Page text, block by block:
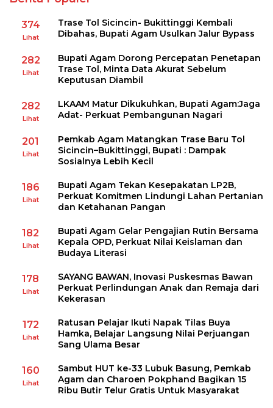
374
Lihat
Trase Tol Sicincin- Bukittinggi Kembali
Dibahas, Bupati Agam Usulkan Jalur Bypass
282
Lihat
Bupati Agam Dorong Percepatan Penetapan
Trase Tol, Minta Data Akurat Sebelum
Keputusan Diambil
282
Lihat
LKAAM Matur Dikukuhkan, Bupati Agam:Jaga
Adat- Perkuat Pembangunan Nagari
201
Lihat
Pemkab Agam Matangkan Trase Baru Tol
Sicincin–Bukittinggi, Bupati : Dampak
Sosialnya Lebih Kecil
186
Lihat
Bupati Agam Tekan Kesepakatan LP2B,
Perkuat Komitmen Lindungi Lahan Pertanian
dan Ketahanan Pangan
182
Lihat
Bupati Agam Gelar Pengajian Rutin Bersama
Kepala OPD, Perkuat Nilai Keislaman dan
Budaya Literasi
178
Lihat
SAYANG BAWAN, Inovasi Puskesmas Bawan
Perkuat Perlindungan Anak dan Remaja dari
Kekerasan
172
Lihat
Ratusan Pelajar Ikuti Napak Tilas Buya
Hamka, Belajar Langsung Nilai Perjuangan
Sang Ulama Besar
160
Lihat
Sambut HUT ke-33 Lubuk Basung, Pemkab
Agam dan Charoen Pokphand Bagikan 15
Ribu Butir Telur Gratis Untuk Masyarakat